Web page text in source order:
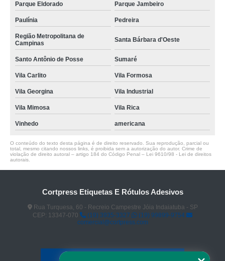
Parque Eldorado Parque Jambeiro
Paulínia Pedreira
Região Metropolitana de
Campinas
Santa Bárbara d'Oeste
Santo Antônio de Posse Sumaré
Vila Carlito Vila Formosa
Vila Georgina Vila Industrial
Vila Mimosa Vila Rica
Vinhedo americana
O conteúdo do texto desta página é de direito reservado. Sua reprodução, parcial ou
total, mesmo citando nossos links, é proibida sem a autorização do autor. Crime de
violação de direito autoral – artigo 184 do Código Penal – Lei 9610/98 - Lei de direitos
autorais
Cortpress Etiquetas E Rótulos Adesivos
Rua Turquesa, 60 - Recreio Campestre Jóia Indaiatuba - SP
CEP: 13347-070
(19) 3935-3327
(19) 99899-9754
comercial@cortpress.com